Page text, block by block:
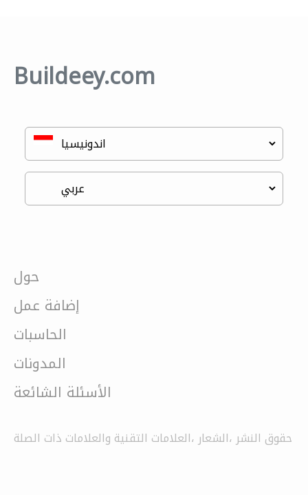
Buildeey.com
حول
إضافة عمل
الحاسبات
المدونات
الأسئلة الشائعة
حقوق النشر ،الشعار ،العلامات التقنية والعلامات ذات الصلة